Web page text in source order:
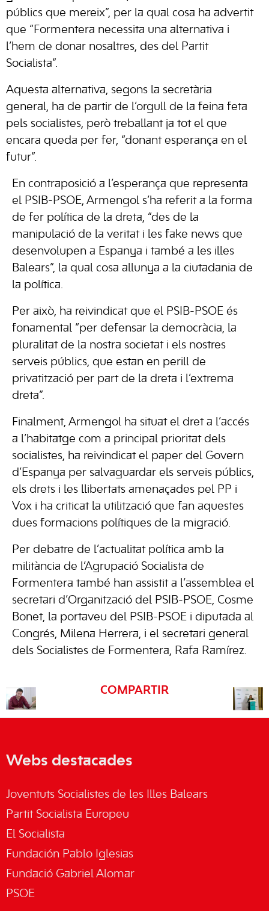
públics que mereix”, per la qual cosa ha advertit
que “Formentera necessita una alternativa i
l’hem de donar nosaltres, des del Partit
Socialista”.
Aquesta alternativa, segons la secretària
general, ha de partir de l’orgull de la feina feta
pels socialistes, però treballant ja tot el que
encara queda per fer, “donant esperança en el
futur”.
En contraposició a l’esperança que representa
el PSIB-PSOE, Armengol s’ha referit a la forma
de fer política de la dreta, “des de la
manipulació de la veritat i les fake news que
desenvolupen a Espanya i també a les illes
Balears”, la qual cosa allunya a la ciutadania de
la política.
Per això, ha reivindicat que el PSIB-PSOE és
fonamental “per defensar la democràcia, la
pluralitat de la nostra societat i els nostres
serveis públics, que estan en perill de
privatització per part de la dreta i l’extrema
dreta”.
Finalment, Armengol ha situat el dret a l’accés
a l’habitatge com a principal prioritat dels
socialistes, ha reivindicat el paper del Govern
d’Espanya per salvaguardar els serveis públics,
els drets i les llibertats amenaçades pel PP i
Vox i ha criticat la utilització que fan aquestes
dues formacions polítiques de la migració.
Per debatre de l’actualitat política amb la
militància de l’Agrupació Socialista de
Formentera també han assistit a l’assemblea el
secretari d’Organització del PSIB-PSOE, Cosme
Bonet, la portaveu del PSIB-PSOE i diputada al
Congrés, Milena Herrera, i el secretari general
dels Socialistes de Formentera, Rafa Ramírez.
COMPARTIR
Webs destacades
Joventuts Socialistes de les Illes Balears
Partit Socialista Europeu
El Socialista
Fundación Pablo Iglesias
Fundació Gabriel Alomar
PSOE